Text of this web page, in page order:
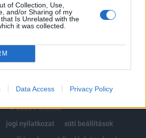
of Collection, Use,
and/or Sharing of my
Is Unrelated with the
it was collected.
Data Access Privacy Policy
VAGY?BEJELENTKEZÉS
© 2026 Portfolio
jogi nyilatkozat
süti beállítások